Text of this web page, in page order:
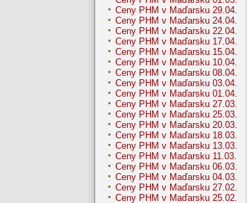
Ceny PHM v Maďarsku 29.04.
Ceny PHM v Maďarsku 24.04.
Ceny PHM v Maďarsku 22.04.
Ceny PHM v Maďarsku 17.04.
Ceny PHM v Maďarsku 15.04.
Ceny PHM v Maďarsku 10.04.
Ceny PHM v Maďarsku 08.04.
Ceny PHM v Maďarsku 03.04.
Ceny PHM v Maďarsku 01.04.
Ceny PHM v Maďarsku 27.03.
Ceny PHM v Maďarsku 25.03.
Ceny PHM v Maďarsku 20.03.
Ceny PHM v Maďarsku 18.03.
Ceny PHM v Maďarsku 13.03.
Ceny PHM v Maďarsku 11.03.
Ceny PHM v Maďarsku 06.03.
Ceny PHM v Maďarsku 04.03.
Ceny PHM v Maďarsku 27.02.
Ceny PHM v Maďarsku 25.02.